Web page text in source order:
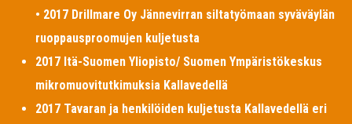
• 2017 Drillmare Oy Jännevirran siltatyömaan syväväylän
ruoppausproomujen kuljetusta
2017 Itä-Suomen Yliopisto/ Suomen Ympäristökeskus
mikromuovitutkimuksia Kallavedellä
2017 Tavaran ja henkilöiden kuljetusta Kallavedellä eri